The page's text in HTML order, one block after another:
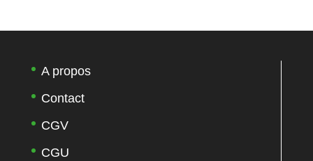
A propos
Contact
CGV
CGU